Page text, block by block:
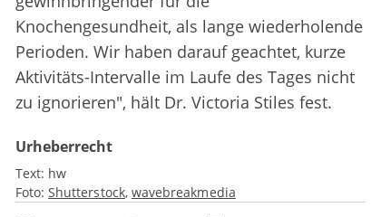
Knochengesundheit, als lange wiederholende
Perioden. Wir haben darauf geachtet, kurze
Aktivitäts-Intervalle im Laufe des Tages nicht
zu ignorieren", hält Dr. Victoria Stiles fest.
Urheberrecht
Text: hw
Foto: Shutterstock wavebreakmedia